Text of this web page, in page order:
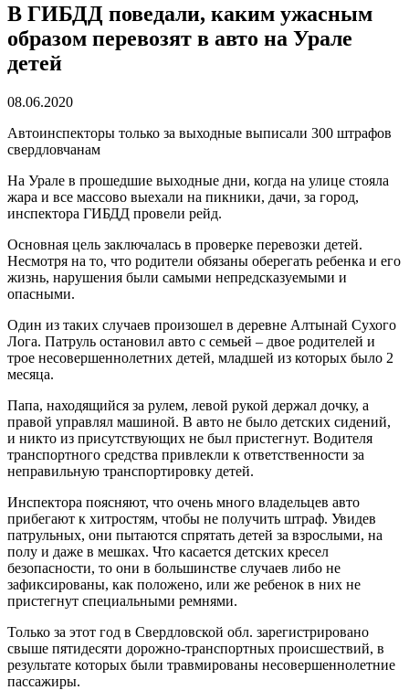
В ГИБДД поведали, каким ужасным
образом перевозят в авто на Урале
детей
08.06.2020
Автоинспекторы только за выходные выписали 300 штрафов
свердловчанам
На Урале в прошедшие выходные дни, когда на улице стояла
жара и все массово выехали на пикники, дачи, за город,
инспектора ГИБДД провели рейд.
Основная цель заключалась в проверке перевозки детей.
Несмотря на то, что родители обязаны оберегать ребенка и его
жизнь, нарушения были самыми непредсказуемыми и
опасными.
Один из таких случаев произошел в деревне Алтынай Сухого
Лога. Патруль остановил авто с семьей – двое родителей и
трое несовершеннолетних детей, младшей из которых было 2
месяца.
Папа, находящийся за рулем, левой рукой держал дочку, а
правой управлял машиной. В авто не было детских сидений,
и никто из присутствующих не был пристегнут. Водителя
транспортного средства привлекли к ответственности за
неправильную транспортировку детей.
Инспектора поясняют, что очень много владельцев авто
прибегают к хитростям, чтобы не получить штраф. Увидев
патрульных, они пытаются спрятать детей за взрослыми, на
полу и даже в мешках. Что касается детских кресел
безопасности, то они в большинстве случаев либо не
зафиксированы, как положено, или же ребенок в них не
пристегнут специальными ремнями.
Только за этот год в Свердловской обл. зарегистрировано
свыше пятидесяти дорожно-транспортных происшествий, в
результате которых были травмированы несовершеннолетние
пассажиры.